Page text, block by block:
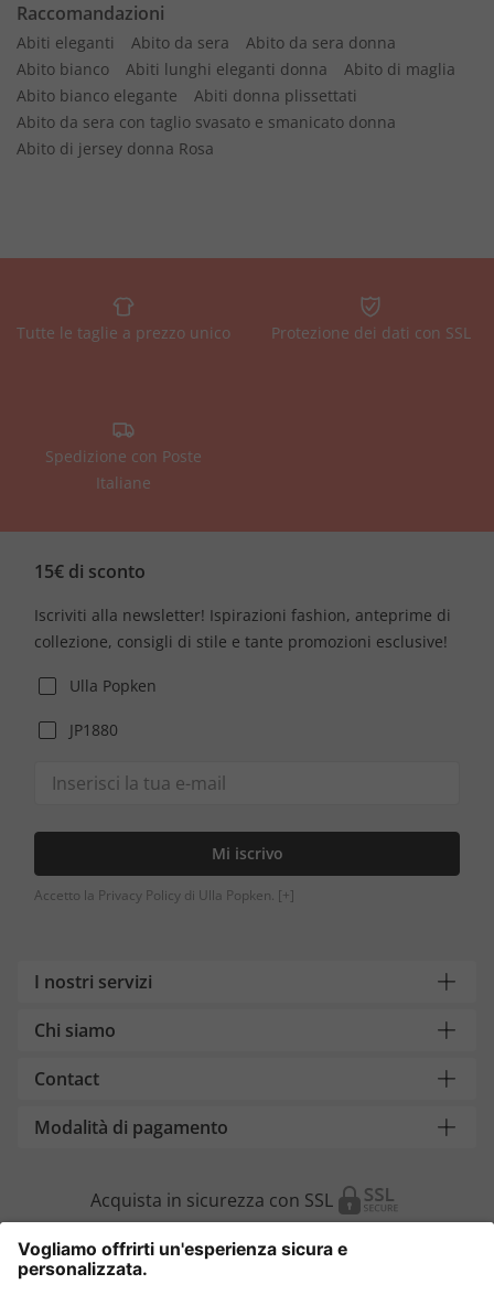
Raccomandazioni
Abiti eleganti Abito da sera
Abito da sera donna
Abito bianco
Abiti lunghi eleganti donna
Abito di maglia
Abito bianco elegante
Abiti donna plissettati
Abito da sera con taglio svasato e smanicato donna
Abito di jersey donna Rosa
Tutte le taglie a prezzo unico Protezione dei dati con SSL
Spedizione con Poste
Italiane
15€ di sconto
Iscriviti alla newsletter! Ispirazioni fashion, anteprime di
collezione, consigli di stile e tante promozioni esclusive!
Ulla Popken
JP1880
Mi iscrivo
Accetto la Privacy Policy di Ulla Popken. [+]
I nostri servizi
Chi siamo
Contact
Modalità di pagamento
Acquista in sicurezza con SSL
Cambia Paese